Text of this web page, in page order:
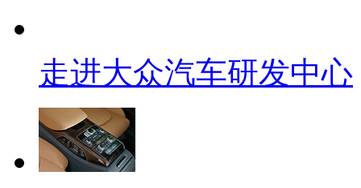
走进大众汽车研发中心